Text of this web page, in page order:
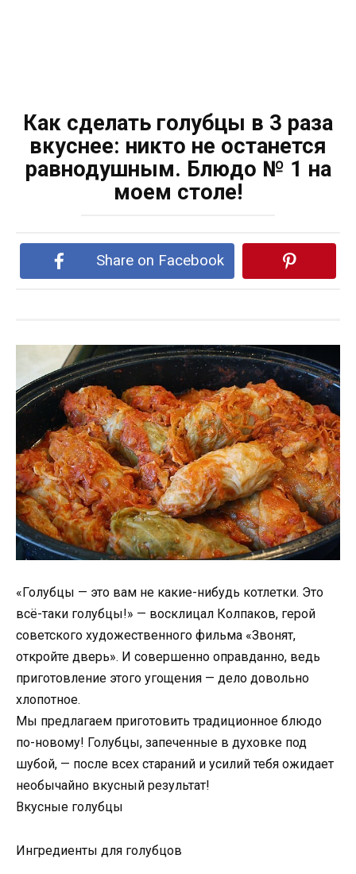
Как сделать голубцы в 3 раза
вкуснее: никто не останется
равнодушным. Блюдо № 1 на
моем столе!
Share on Facebook
«Голубцы — это вам не какие-нибудь котлетки. Это
всё-таки голубцы!» — восклицал Колпаков, герой
советского художественного фильма «Звонят,
откройте дверь». И совершенно оправданно, ведь
приготовление этого угощения — дело довольно
хлопотное.
Мы предлагаем приготовить традиционное блюдо
по-новому! Голубцы, запеченные в духовке под
шубой, — после всех стараний и усилий тебя ожидает
необычайно вкусный результат!
Вкусные голубцы
Ингредиенты для голубцов